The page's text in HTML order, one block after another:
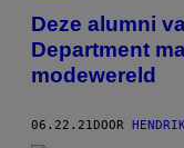
Deze alumni
Department
modewereld
06.22.21 DOOR